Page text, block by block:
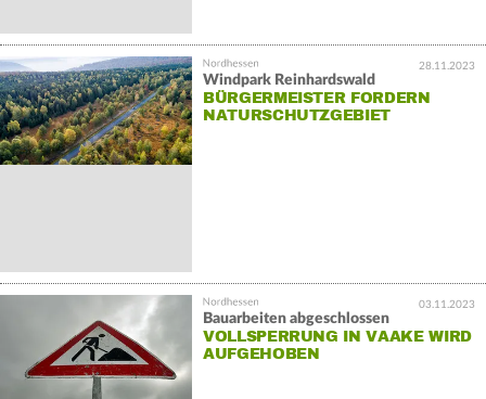
28.11.2023
Windpark Reinhardswald
BÜRGERMEISTER FORDERN
NATURSCHUTZGEBIET
03.11.2023
Bauarbeiten abgeschlossen
VOLLSPERRUNG IN VAAKE WIRD
AUFGEHOBEN